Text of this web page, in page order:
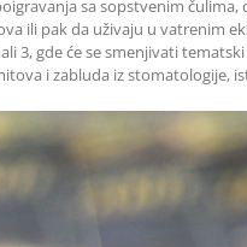
sa sopstvenim čulima,
ili pak da uživaju u vatrenim
3, gde će se smenjivati
i zabluda iz stomatologije,